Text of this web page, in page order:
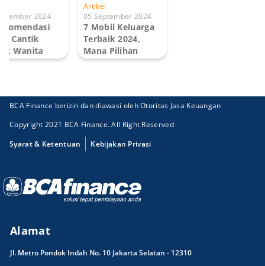
2024
Cantik
Wanita
Artikel
05 September 2024
7 Mobil Keluarga
Terbaik 2024,
Mana Pilihan
Anda?
BCA Finance berizin dan diawasi oleh Otoritas Jasa Keuangan
Copyright 2021 BCA Finance. All Right Reserved
Syarat & Ketentuan
Kebijakan Privasi
Alamat
Jl. Metro Pondok Indah No. 10 Jakarta Selatan - 12310